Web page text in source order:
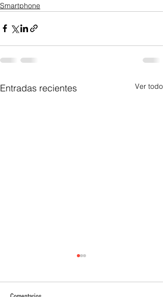
Smartphone
Entradas recientes Ver todo